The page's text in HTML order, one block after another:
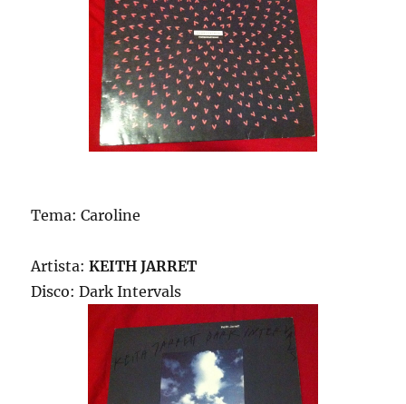
Tema: Caroline
Artista:KEITH JARRET
Disco: Dark Intervals